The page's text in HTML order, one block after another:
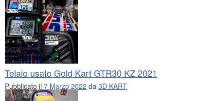
Telaio usato Gold Kart GTR30 KZ 2021
Pubblicato il 7 Marzo 2022 da 3D KART